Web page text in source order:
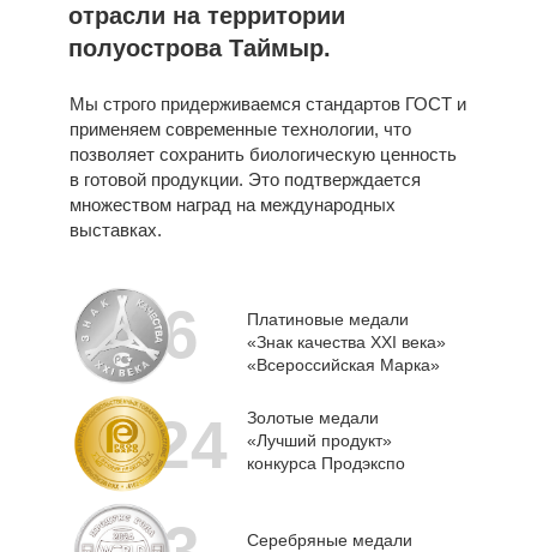
Мы строго придерживаемся стандартов ГОСТ и
применяем современные технологии, что
позволяет сохранить биологическую ценность
в готовой продукции. Это подтверждается
множеством наград на международных
выставках.
отрасли на территории
полуострова Таймыр.
Серебряные медали
Золотые медали
«Лучший продукт»
конкурса Продэкспо
Платиновые медали
«Знак качества XXI века»
«Всероссийская Марка»
24
6